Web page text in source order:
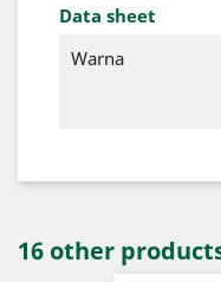
Data sheet
Warna
16 other